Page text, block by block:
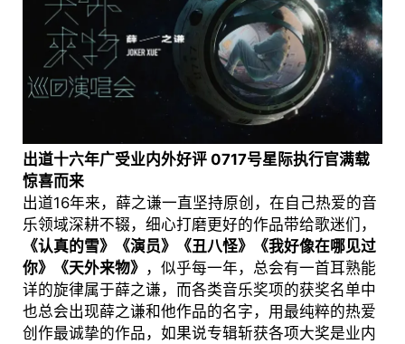
出道十六年广受业内外好评 0717号星际执行官满载
惊喜而来
出道16年来，薛之谦一直坚持原创，在自己热爱的音
乐领域深耕不辍，细心打磨更好的作品带给歌迷们，
《认真的雪》《演员》《丑八怪》《我好像在哪见过
你》《天外来物》 ，似乎每一年，总会有一首耳熟能
详的旋律属于薛之谦，而各类音乐奖项的获奖名单中
也总会出现薛之谦和他作品的名字，用最纯粹的热爱
创作最诚挚的作品，如果说专辑斩获各项大奖是业内